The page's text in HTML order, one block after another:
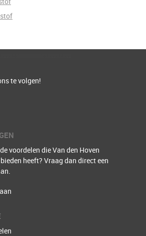
te volgen!
voordelen die Van den Hoven
heeft? Vraag dan direct een